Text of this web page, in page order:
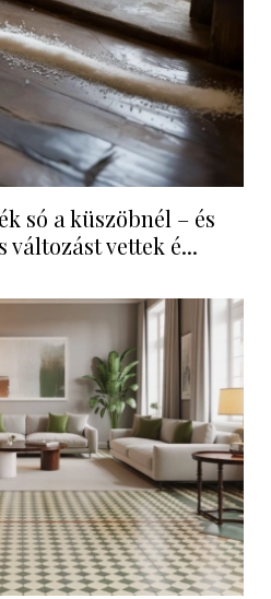
só a küszöbnél – és
változást vettek é...